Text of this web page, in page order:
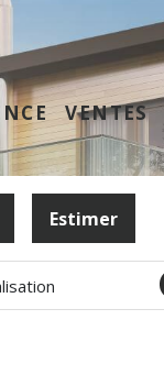
VENTES
Estimer